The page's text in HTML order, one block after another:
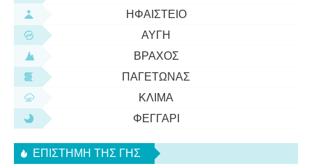
ΗΦΑΊΣΤΕΙΟ
ΑΥΓΉ
ΒΡΆΧΟΣ
ΠΑΓΕΤΏΝΑΣ
ΚΛΊΜΑ
ΦΕΓΓΆΡΙ
ΕΠΙΣΤΉΜΗ ΤΗΣ ΓΗΣ